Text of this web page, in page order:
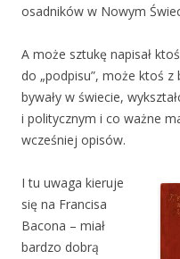
osadników w Nowym
A może sztukę napisał
do „podpisu”, może ktoś
bywały w świecie,
i politycznym i co ważne
wcześniej opisów.
I tu uwaga kieruje
się na Francisa
Bacona – miał
bardzo dobrą